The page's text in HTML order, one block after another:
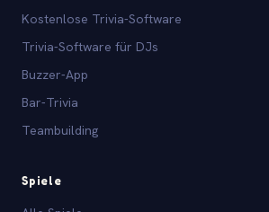
Kostenlose Trivia-Software
Trivia-Software für DJs
Buzzer-App
Bar-Trivia
Teambuilding
Spiele